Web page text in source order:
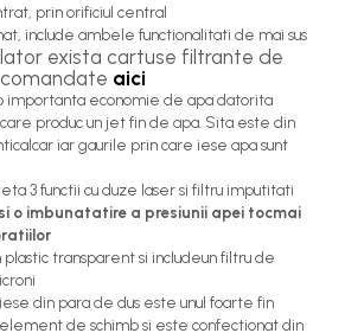
prin orificiul central
include ambele functionalitati de mai sus
exista cartuse filtrante de
aici
importanta economie de apa datorita
produc un jet fin de apa. Sita este din
iar gaurile prin care iese apa sunt
3 functii cu duze laser si filtru imputitati
o imbunatatire a presiunii apei tocmai
transparent si includeun filtru de
din para de dus este unul foarte fin
de schimb si este confectionat din